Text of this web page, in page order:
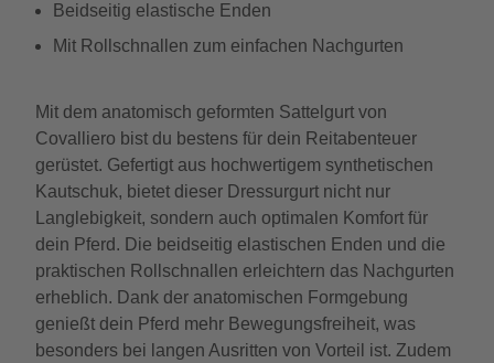
Beidseitig elastische Enden
Mit Rollschnallen zum einfachen Nachgurten
Mit dem anatomisch geformten Sattelgurt von
Covalliero bist du bestens für dein Reitabenteuer
gerüstet. Gefertigt aus hochwertigem synthetischen
Kautschuk, bietet dieser Dressurgurt nicht nur
Langlebigkeit, sondern auch optimalen Komfort für
dein Pferd. Die beidseitig elastischen Enden und die
praktischen Rollschnallen erleichtern das Nachgurten
erheblich. Dank der anatomischen Formgebung
genießt dein Pferd mehr Bewegungsfreiheit, was
besonders bei langen Ausritten von Vorteil ist. Zudem